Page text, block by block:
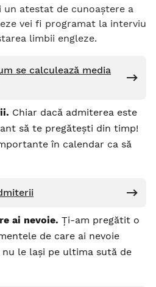
un atestat de cunoaștere a
vei fi programat la interviu
limbii engleze.
se calculează media
Chiar dacă admiterea este
să te pregătești din timp!
în calendar ca să
ai nevoie. Ți-am pregătit o
de care ai nevoie
le lași pe ultima sută de